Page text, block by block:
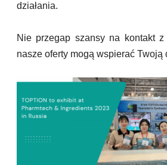
działania.
Nie przegap szansy na kontakt
nasze oferty mogą wspierać Twoją